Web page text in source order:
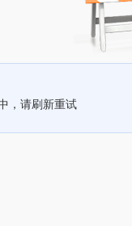
，请刷新重试